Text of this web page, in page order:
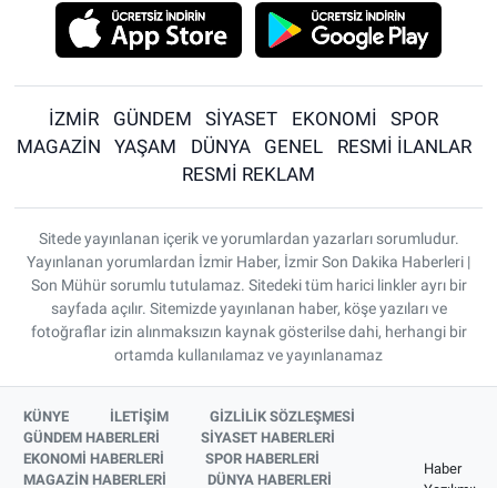
İZMİR GÜNDEM SİYASET EKONOMİ
SPOR
MAGAZİN
YAŞAM DÜNYA GENEL
RESMİ İLANLAR
RESMİ REKLAM
Sitede yayınlanan içerik ve yorumlardan yazarları sorumludur.
Yayınlanan yorumlardan İzmir Haber, İzmir Son Dakika Haberleri |
Son Mühür sorumlu tutulamaz. Sitedeki tüm harici linkler ayrı bir
sayfada açılır. Sitemizde yayınlanan haber, köşe yazıları ve
fotoğraflar izin alınmaksızın kaynak gösterilse dahi, herhangi bir
ortamda kullanılamaz ve yayınlanamaz
KÜNYE İLETİŞİM
GİZLİLİK SÖZLEŞMESİ
GÜNDEM HABERLERİ
SİYASET HABERLERİ
EKONOMİ HABERLERİ
SPOR HABERLERİ
MAGAZİN HABERLERİ
DÜNYA HABERLERİ
Haber